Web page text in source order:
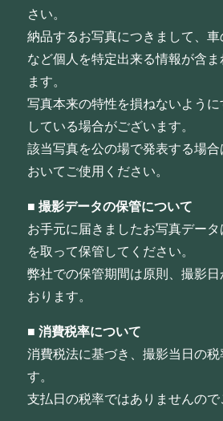
さい。
納品するお写真につきまして、車
など個人を特定出来る情報が含ま
ます。
写真本来の特性を損ねないよう
している場合がございます。
該当写真を公の場で発表する場
おいてご使用ください。
■ 撮影データの保管について
お手元に届きましたお写真デー
を取って保管してください。
弊社での保管期間は原則、撮影
おります。
■ 消費税率について
消費税法に基づき、撮影当日の税
す。
支払日の税率ではありませんので